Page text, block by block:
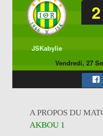
2
JSKabylie
Vendredi, 27
A PROPOS DU
AKBOU 1